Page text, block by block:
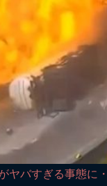
ヤバすぎる事態に